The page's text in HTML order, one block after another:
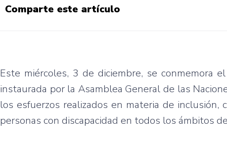
Comparte este artículo
Este miércoles, 3 de diciembre, se conmemora
instaurada por la Asamblea General de las
los esfuerzos realizados en materia de
personas con discapacidad en todos los ámbitos